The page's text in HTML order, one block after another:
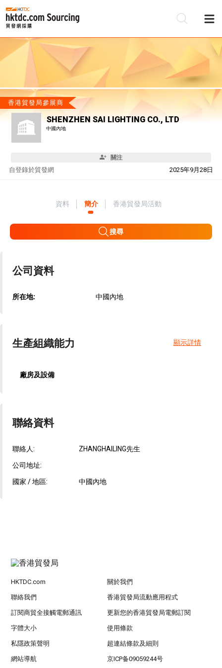
香港貿發局參展商
SHENZHEN SAI LIGHTING CO., LTD
中國內地
關注
自 2025年9月28日
登錄於貿發網
資料 簡介 香港貿發局活動
搜尋
公司資料
所在地: 中國內地
生產組織能力 顯示詳情
廠房及設備
聯絡資料
聯絡人: ZHANGHAILING先生
公司地址:
國家 / 地區: 中國內地
HKTDC.com 關於我們
聯絡我們 香港貿發局流動應用程式
訂閱商貿全接觸電郵通訊 更新您的香港貿發局電郵訂閱
字體大小 使用條款
私隱政策聲明 超連結條款及細則
網站導航 京ICP备09059244号